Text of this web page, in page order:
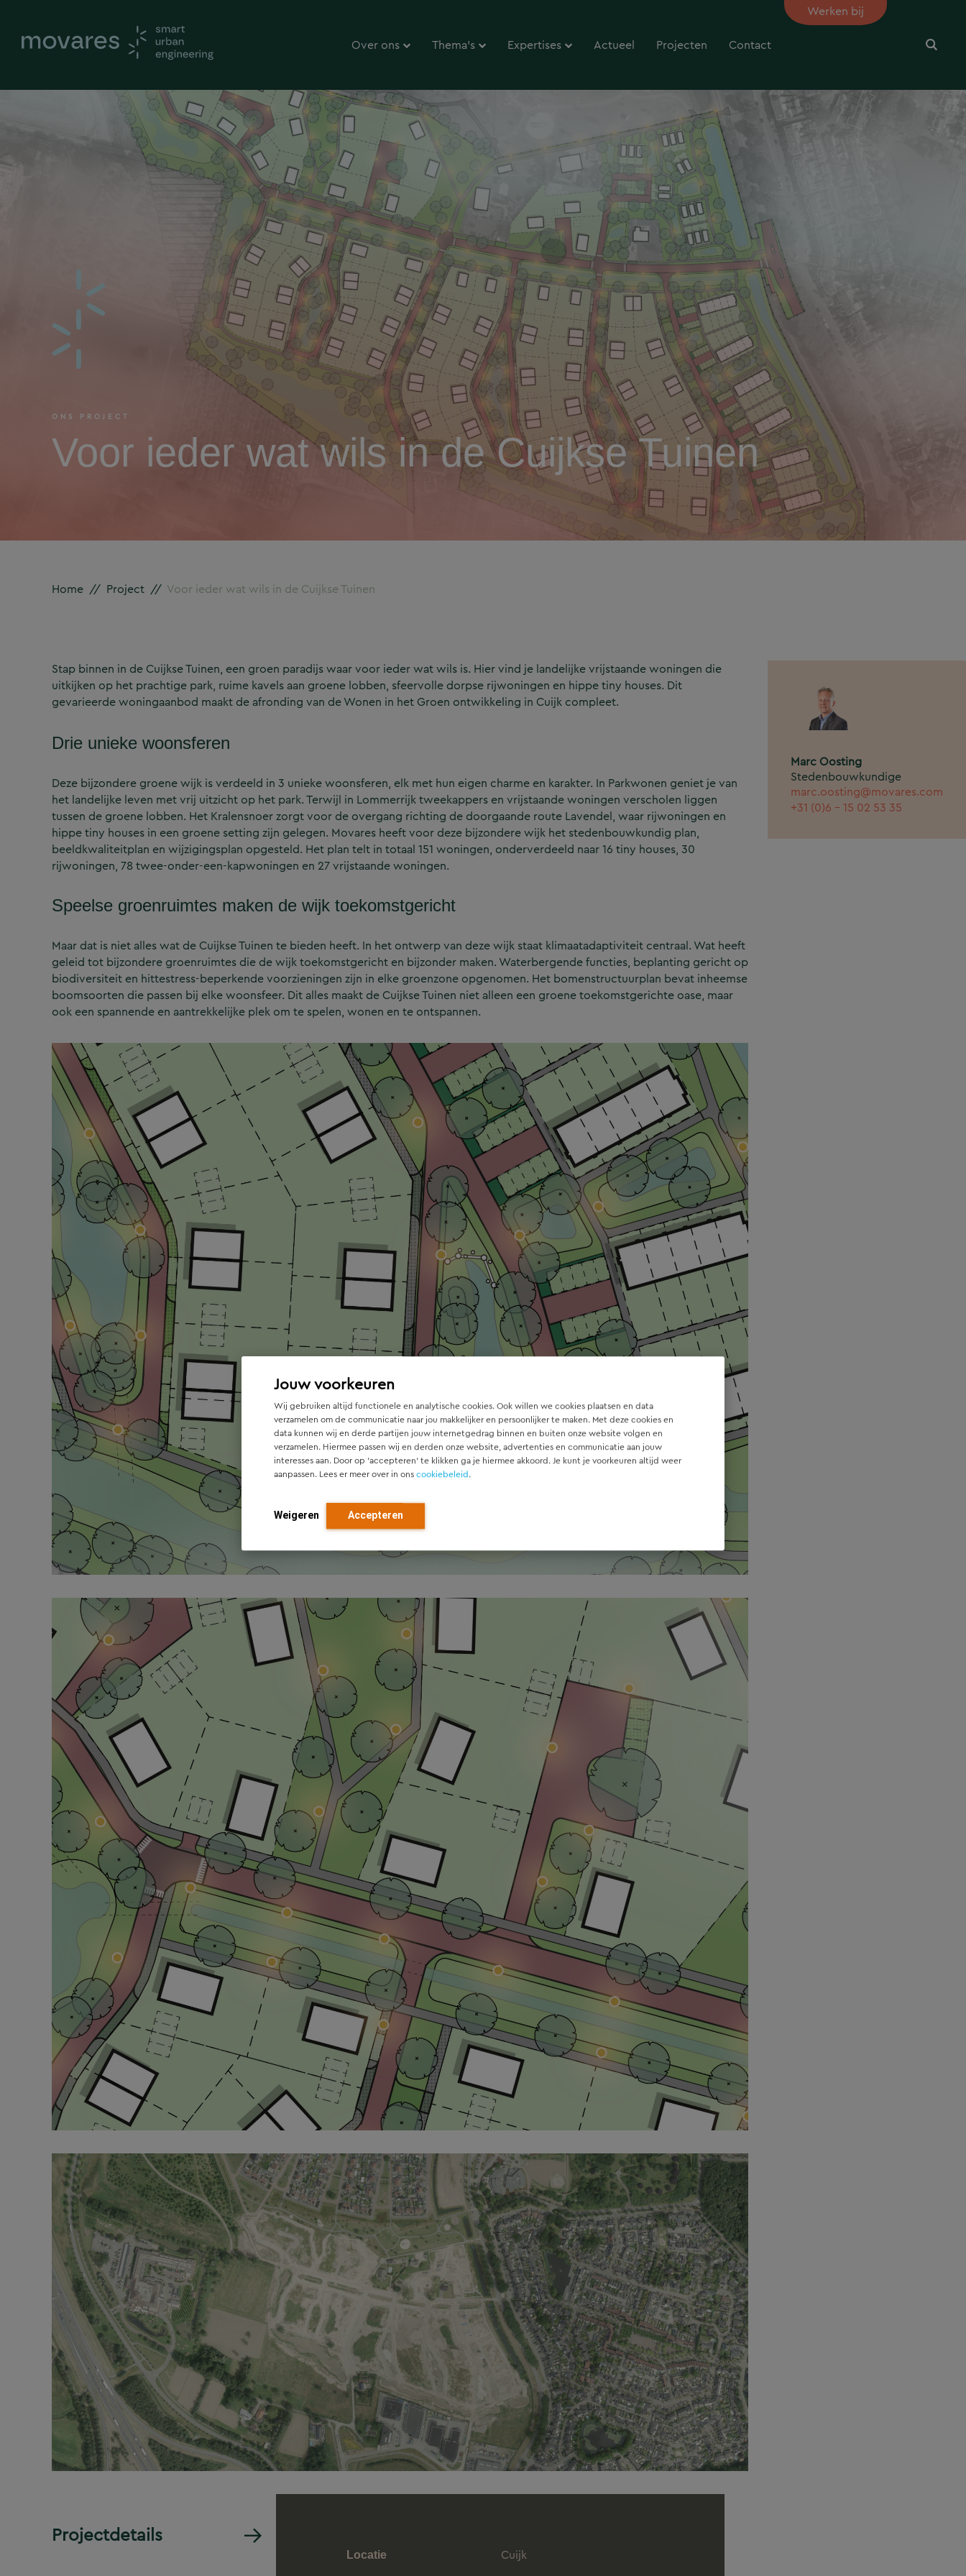
Jouw voorkeuren
Wij gebruiken altijd functionele en analytische cookies. Ook willen we cookies plaatsen en data
verzamelen om de communicatie naar jou makkelijker en persoonlijker te maken. Met deze cookies en
data kunnen wij en derde partijen jouw internetgedrag binnen en buiten onze website volgen en
verzamelen. Hiermee passen wij en derden onze website, advertenties en communicatie aan jouw
interesses aan. Door op ‘accepteren’ te klikken ga je hiermee akkoord. Je kunt je voorkeuren altijd weer
aanpassen. Lees er meer over in onscookiebeleid.
Weigeren Accepteren
Over ons Thema’s Expertises Actueel Projecten Contact
Werken bij
ONS PROJECT
Voor ieder wat wils in de Cuijkse Tuinen
Home // Project // Voor ieder wat wils in de Cuijkse Tuinen
Stap binnen in de Cuijkse Tuinen, een groen paradijs waar voor ieder wat wils is. Hier vind je landelijke vrijstaande woningen die
uitkijken op het prachtige park, ruime kavels aan groene lobben, sfeervolle dorpse rijwoningen en hippe tiny houses. Dit
gevarieerde woningaanbod maakt de afronding van de Wonen in het Groen ontwikkeling in Cuijk compleet.
Marc Oosting
Stedenbouwkundige
marc.oosting@movares.com
+31 (0)6 - 15 02 53 35
Drie unieke woonsferen
Deze bijzondere groene wijk is verdeeld in 3 unieke woonsferen, elk met hun eigen charme en karakter. In Parkwonen geniet je van
het landelijke leven met vrij uitzicht op het park. Terwijl in Lommerrijk tweekappers en vrijstaande woningen verscholen liggen
tussen de groene lobben. Het Kralensnoer zorgt voor de overgang richting de doorgaande route Lavendel, waar rijwoningen en
hippe tiny houses in een groene setting zijn gelegen. Movares heeft voor deze bijzondere wijk het stedenbouwkundig plan,
beeldkwaliteitplan en wijzigingsplan opgesteld. Het plan telt in totaal 151 woningen, onderverdeeld naar 16 tiny houses, 30
rijwoningen, 78 twee-onder-een-kapwoningen en 27 vrijstaande woningen.
Speelse groenruimtes maken de wijk toekomstgericht
Maar dat is niet alles wat de Cuijkse Tuinen te bieden heeft. In het ontwerp van deze wijk staat klimaatadaptiviteit centraal. Wat heeft
geleid tot bijzondere groenruimtes die de wijk toekomstgericht en bijzonder maken. Waterbergende functies, beplanting gericht op
biodiversiteit en hittestress-beperkende voorzieningen zijn in elke groenzone opgenomen. Het bomenstructuurplan bevat inheemse
boomsoorten die passen bij elke woonsfeer. Dit alles maakt de Cuijkse Tuinen niet alleen een groene toekomstgerichte oase, maar
ook een spannende en aantrekkelijke plek om te spelen, wonen en te ontspannen.
Projectdetails
Locatie Cuijk